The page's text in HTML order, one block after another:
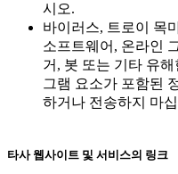
시오.
바이러스, 트로이 목
소프트웨어, 온라인
거, 봇 또는 기타 유
그램 요소가 포함된
하거나 전송하지 마
타사 웹사이트 및 서비스의 링크